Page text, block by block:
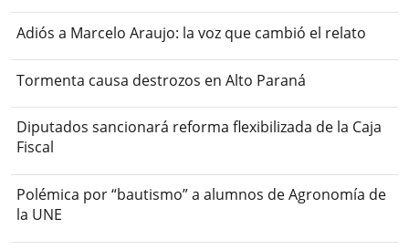
Adiós a Marcelo Araujo: la voz que cambió el relato
Tormenta causa destrozos en Alto Paraná
Diputados sancionará reforma flexibilizada de la Caja
Fiscal
Polémica por “bautismo” a alumnos de Agronomía de
la UNE